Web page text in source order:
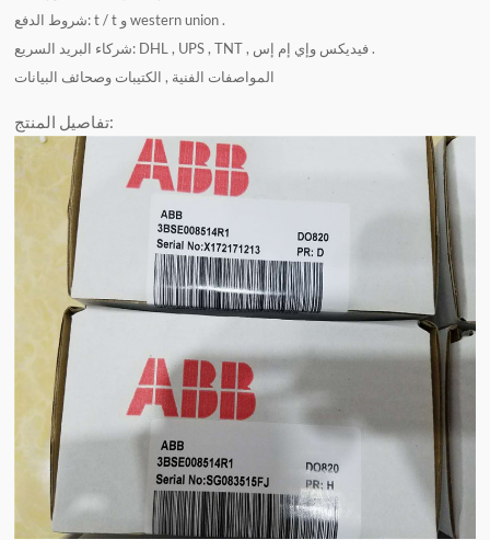
شروط الدفع: t / t و western union .
شركاء البريد السريع: DHL , UPS , TNT , فيديكس وإي إم إس .
المواصفات الفنية , الكتيبات وصحائف البيانات
تفاصيل المنتج: